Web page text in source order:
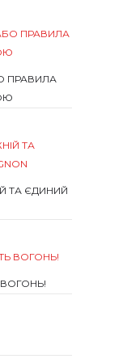
ПРАВИЛА
ТА ЄДИНИЙ